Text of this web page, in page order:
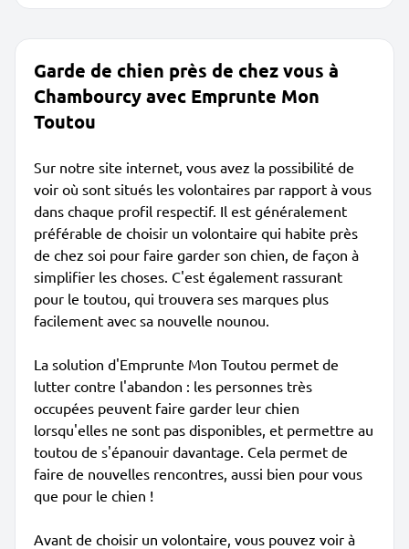
Garde de chien près de chez vous à
Chambourcy avec Emprunte Mon
Toutou
Sur notre site internet, vous avez la possibilité de
voir où sont situés les volontaires par rapport à vous
dans chaque profil respectif. Il est généralement
préférable de choisir un volontaire qui habite près
de chez soi pour faire garder son chien, de façon à
simplifier les choses. C'est également rassurant
pour le toutou, qui trouvera ses marques plus
facilement avec sa nouvelle nounou.
La solution d'Emprunte Mon Toutou permet de
lutter contre l'abandon : les personnes très
occupées peuvent faire garder leur chien
lorsqu'elles ne sont pas disponibles, et permettre au
toutou de s'épanouir davantage. Cela permet de
faire de nouvelles rencontres, aussi bien pour vous
que pour le chien !
Avant de choisir un volontaire, vous pouvez voir à